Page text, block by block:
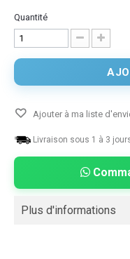
Quantité
Ajouter à ma liste
Livraison sous 1 à 3
Plus d'informations